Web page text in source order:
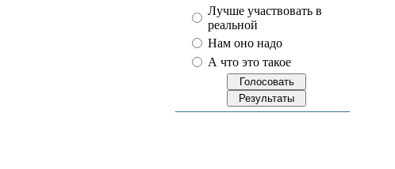
Лучше участвовать в
реальной
Нам оно надо
А что это такое